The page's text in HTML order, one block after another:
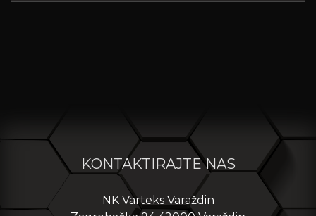
KONTAKTIRAJTE NAS
NK Varteks Varaždin